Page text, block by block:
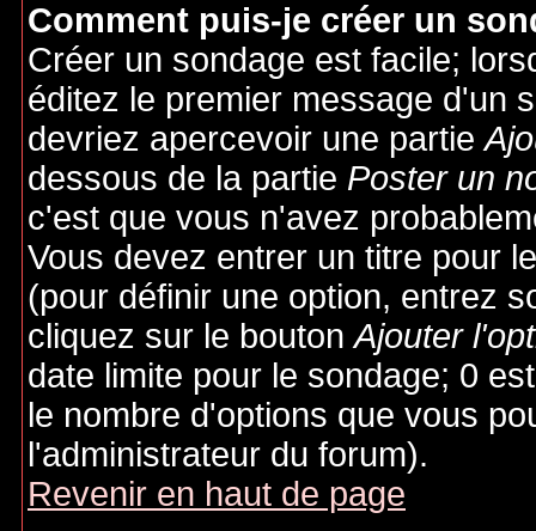
Comment puis-je créer un
Créer un sondage est facile;
éditez le premier message d'un
devriez apercevoir une partie
dessous de la partie Poster un
c'est que vous n'avez
Vous devez entrer un titre pour
(pour définir une option, entrez
cliquez sur le boutonAjouter
date limite pour le sondage; 0
le nombre d'options que vous
l'administrateur du forum).
Revenir en haut de page